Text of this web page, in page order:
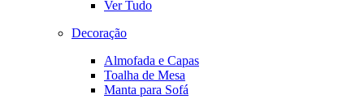
Ver Tudo
Decoração
Almofada e Capas
Toalha de Mesa
Manta para Sofá